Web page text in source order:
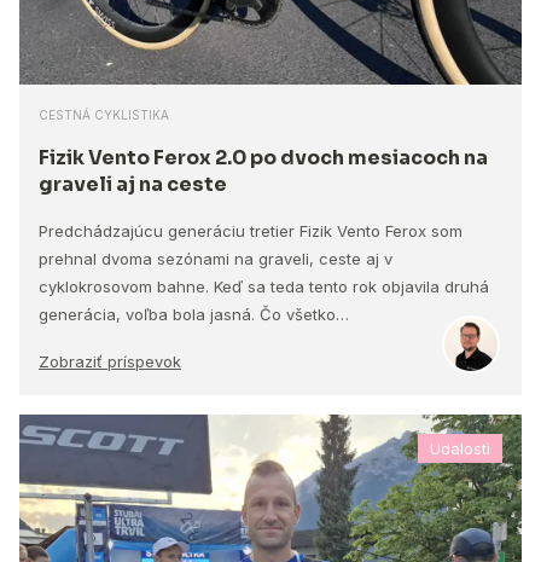
CESTNÁ CYKLISTIKA
Fizik Vento Ferox 2.0 po dvoch mesiacoch na
graveli aj na ceste
Predchádzajúcu generáciu tretier Fizik Vento Ferox som
prehnal dvoma sezónami na graveli, ceste aj v
cyklokrosovom bahne. Keď sa teda tento rok objavila druhá
generácia, voľba bola jasná. Čo všetko…
Zobraziť príspevok
Udalosti